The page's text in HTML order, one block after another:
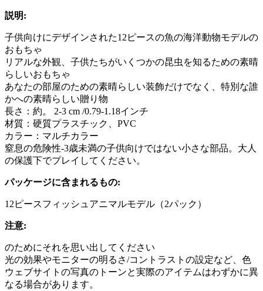
説明:
子供向けにデザインされた12ピースの魚の海洋動物モデルの
おもちゃ
リアルな外観、子供たちがいくつかの昆虫を知るための素晴
らしいおもちゃ
あなたの部屋のための素晴らしい装飾だけでなく、特別な誰
かへの素晴らしい贈り物
長さ：約。 2-3 cm /0.79-1.18インチ
材質：硬質プラスチック、PVC
カラー：マルチカラー
窒息の危険性-3歳未満の子供向けではない小さな部品。大人
の保護下でプレイしてください。
パッケージに含まれるもの:
12ピースフィッシュアニマルモデル（2パック）
注意:
のためにそれを思い出してください
光の効果やモニターの明るさ/コントラストの設定など、色
ウェブサイトの写真のトーンと実際のアイテムはわずかに異
なる場合があります。